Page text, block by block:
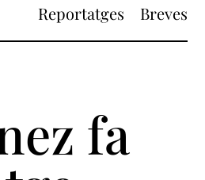
Reportatges
Breves
fa